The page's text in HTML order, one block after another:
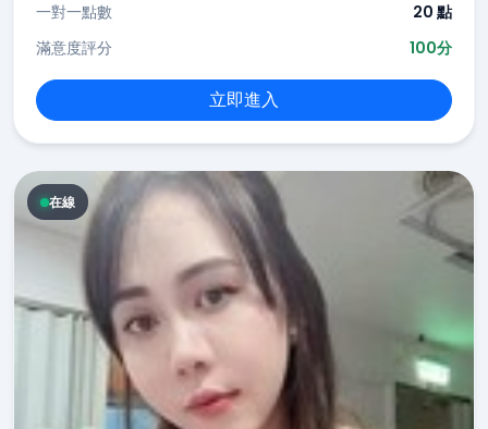
一對一點數
20 點
滿意度評分
100分
立即進入
在線